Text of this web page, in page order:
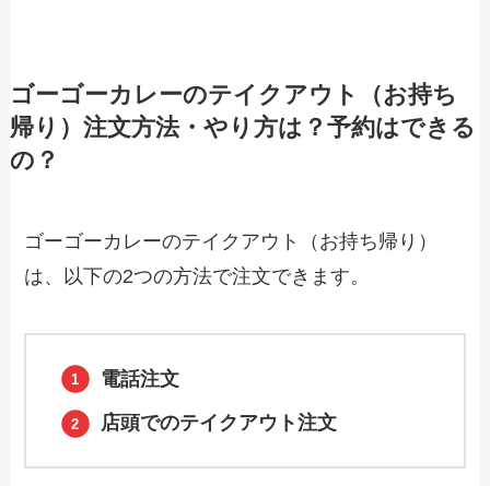
文方法やクーポン情報も解説
【2024年最新】魚べい持ち帰りセットメ
アウト全メニュー！お持ち帰りの予約・
ゴーゴーカレーのテイクアウト（お持ち
帰り）注文方法・やり方は？予約はできる
の？
ゴーゴーカレーのテイクアウト（お持ち帰り）
は、以下の2つの方法で注文できます。
電話注文
店頭でのテイクアウト注文